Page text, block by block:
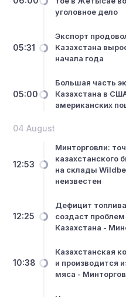
уголовное дело
05:31
Экспорт
Казахстана
начала года
05:00
Большая часть
Казахстана в
американских
04 August
12:53
Минторговли:
казахстанского
на склады
неизвестен
12:25
Дефицит
создаст
Казахстана -
10:38
Казахстанская
и производится
мяса -